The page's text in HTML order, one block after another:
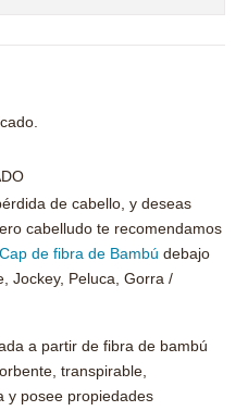
de cabello, y deseas
cabelludo te recomendamos
de fibra de Bambú debajo
Jockey, Peluca, Gorra /
a partir de fibra de bambú
transpirable,
y posee propiedades